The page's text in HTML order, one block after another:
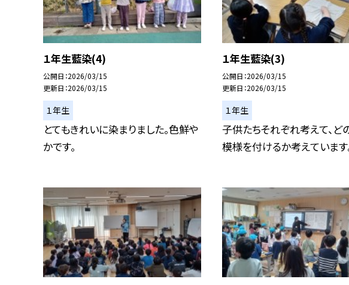
１年生藍染(4)
公開日 2026/03/15
更新日 2026/03/15
１年生
とてもきれいに染まりました。色鮮や
かです。
１年生藍染(3)
公開日 2026/03/15
更新日 2026/03/15
１年生
子供たちそれぞれ考えて、ど
模様を付けるか考えています